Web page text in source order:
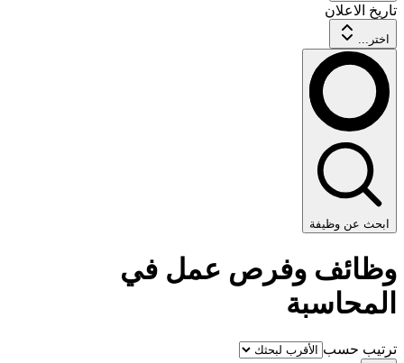
تاريخ الاعلان
اختر...
ابحث عن وظيفة
وظائف وفرص عمل في
المحاسبة
ترتيب حسب